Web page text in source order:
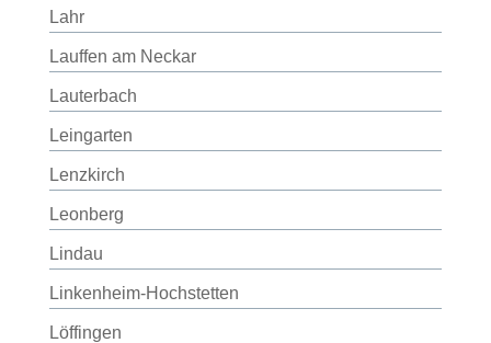
Lahr
Lauffen am Neckar
Lauterbach
Leingarten
Lenzkirch
Leonberg
Lindau
Linkenheim-Hochstetten
Löffingen